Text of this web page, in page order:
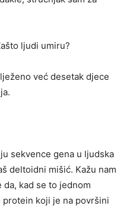
ljudi umiru?
već desetak djece
sekvence gena u ljudska
deltoidni mišić. Kažu nam
da, kad se to jednom
koji je na površini